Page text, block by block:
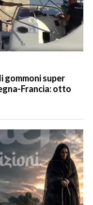
gommoni super
Francia: otto